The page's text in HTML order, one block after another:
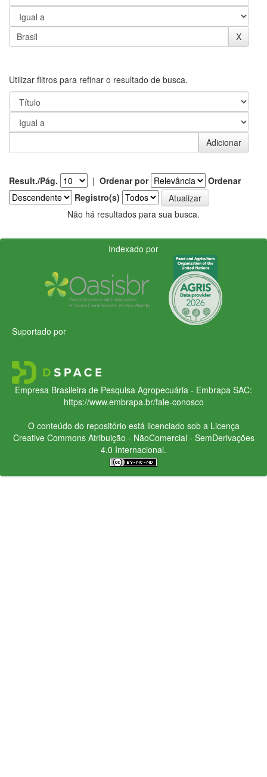
Utilizar filtros para refinar o resultado de busca.
Result./Pág. | Ordenar por
Ordenar
Registro(s)
Não há resultados para sua busca.
Indexado por
Suportado por
Empresa Brasileira de Pesquisa Agropecuária - Embrapa SAC:
https://www.embrapa.br/fale-conosco
O conteúdo do repositório está licenciado sob a Licença
Creative CommonsAtribuição - NãoComercial - SemDerivações
4.0 Internacional.